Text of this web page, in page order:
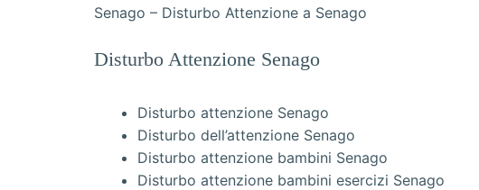
Senago – Disturbo Attenzione a Senago
Disturbo Attenzione Senago
Disturbo attenzione Senago
Disturbo dell’attenzione Senago
Disturbo attenzione bambini Senago
Disturbo attenzione bambini esercizi Senago